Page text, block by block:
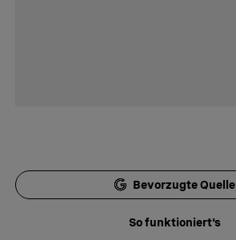
Bevorzugte Quelle
So funktioniert's